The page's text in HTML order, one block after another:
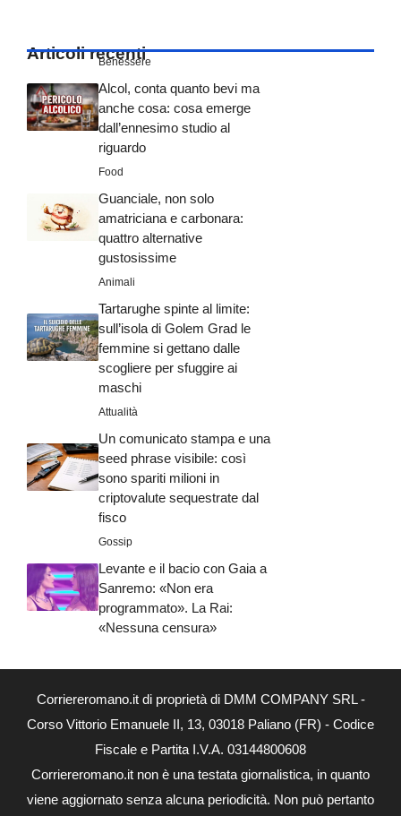
Articoli recenti
Benessere
Alcol, conta quanto bevi ma
anche cosa: cosa emerge
dall’ennesimo studio al
riguardo
Food
Guanciale, non solo
amatriciana e carbonara:
quattro alternative
gustosissime
Animali
Tartarughe spinte al limite:
sull’isola di Golem Grad le
femmine si gettano dalle
scogliere per sfuggire ai
maschi
Attualità
Un comunicato stampa e una
seed phrase visibile: così
sono spariti milioni in
criptovalute sequestrate dal
fisco
Gossip
Levante e il bacio con Gaia a
Sanremo: «Non era
programmato». La Rai:
«Nessuna censura»
Corriereromano.it di proprietà di DMM COMPANY SRL -
Corso Vittorio Emanuele II, 13, 03018 Paliano (FR) - Codice
Fiscale e Partita I.V.A. 03144800608
Corriereromano.it non è una testata giornalistica, in quanto
viene aggiornato senza alcuna periodicità. Non può pertanto